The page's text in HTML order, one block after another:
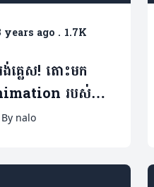
years ago . 1.7K
គ្លេស! តោះមក
របស់
ាលថ្មី ខណៈទទួល
nalo